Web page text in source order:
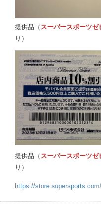
提供品（ スーパースポーツ
り）
提供品（ スーパースポーツ
り）
https://